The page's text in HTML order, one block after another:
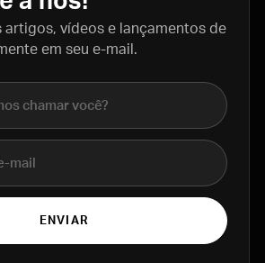
artigos, vídeos e lançamentos de
em seu e-mail.
ENVIAR